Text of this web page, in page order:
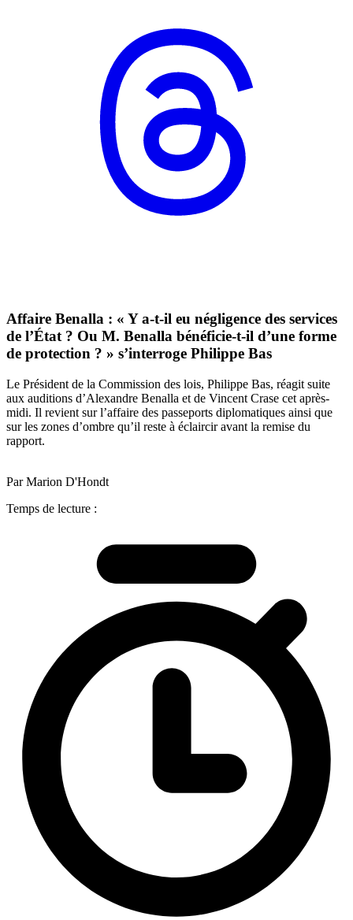
Affaire Benalla : « Y a-t-il eu négligence des services
de l’État ? Ou M. Benalla bénéficie-t-il d’une forme
de protection ? » s’interroge Philippe Bas
Le Président de la Commission des lois, Philippe Bas, réagit suite
aux auditions d’Alexandre Benalla et de Vincent Crase cet après-
midi. Il revient sur l’affaire des passeports diplomatiques ainsi que
sur les zones d’ombre qu’il reste à éclaircir avant la remise du
rapport.
Par Marion D'Hondt
Temps de lecture :